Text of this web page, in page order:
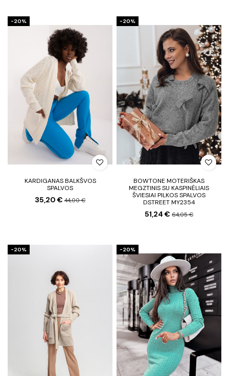
−20%
KARDIGANAS BALKŠVOS
SPALVOS
35,20 € 44,00 €
−20%
BOWTONE MOTERIŠKAS
MEGZTINIS SU KASPINĖLIAIS
ŠVIESIAI PILKOS SPALVOS
DSTREET MY2354
51,24 € 64,05 €
−20% −20%